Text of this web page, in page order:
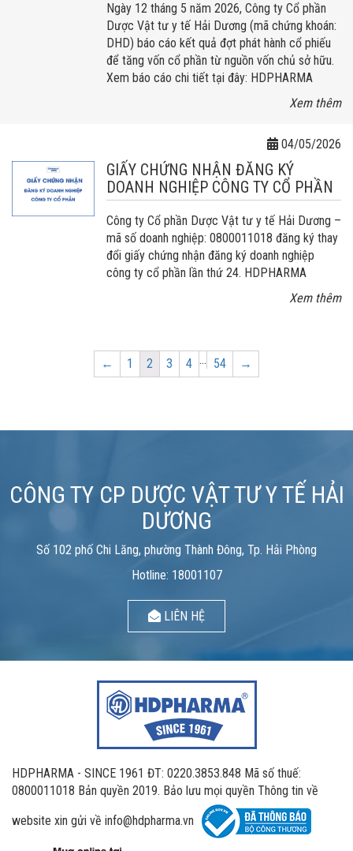
Ngày 12 tháng 5 năm 2026, Công ty Cổ phần
Dược Vật tư y tế Hải Dương (mã chứng khoán:
DHD) báo cáo kết quả đợt phát hành cổ phiếu
để tăng vốn cổ phần từ nguồn vốn chủ sở hữu.
Xem báo cáo chi tiết tại đây: HDPHARMA
Xem thêm
04/05/2026
GIẤY CHỨNG NHẬN ĐĂNG KÝ
DOANH NGHIỆP CÔNG TY CỔ PHẦN
Công ty Cổ phần Dược Vật tư y tế Hải Dương –
mã số doanh nghiệp: 0800011018 đăng ký thay
đổi giấy chứng nhận đăng ký doanh nghiệp
công ty cổ phần lần thứ 24. HDPHARMA
Xem thêm
← Page
1 Page
2 Page
3 Page
4 … Page
54 →
CÔNG TY CP DƯỢC VẬT TƯ Y TẾ HẢI
DƯƠNG
Số 102 phố Chi Lăng, phường Thành Đông, Tp. Hải Phòng
Hotline: 18001107
LIÊN HỆ
HDPHARMA - SINCE 1961 ĐT: 0220.3853.848 Mã số thuế:
0800011018 Bản quyền 2019. Bảo lưu mọi quyền Thông tin về
website xin gửi về info@hdpharma.vn